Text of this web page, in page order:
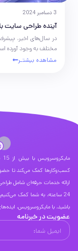
3 دسامبر 2024
آینده طراحی
در سال‌های اخیر،
مختلف به وجود آورده
مشاهده بیشتـر
کسب‌وکارها کمک می‌کند تا
24 ساعته، به شما کمک
باشید. با مایکروسرویس،
عضویت در خبرنامه